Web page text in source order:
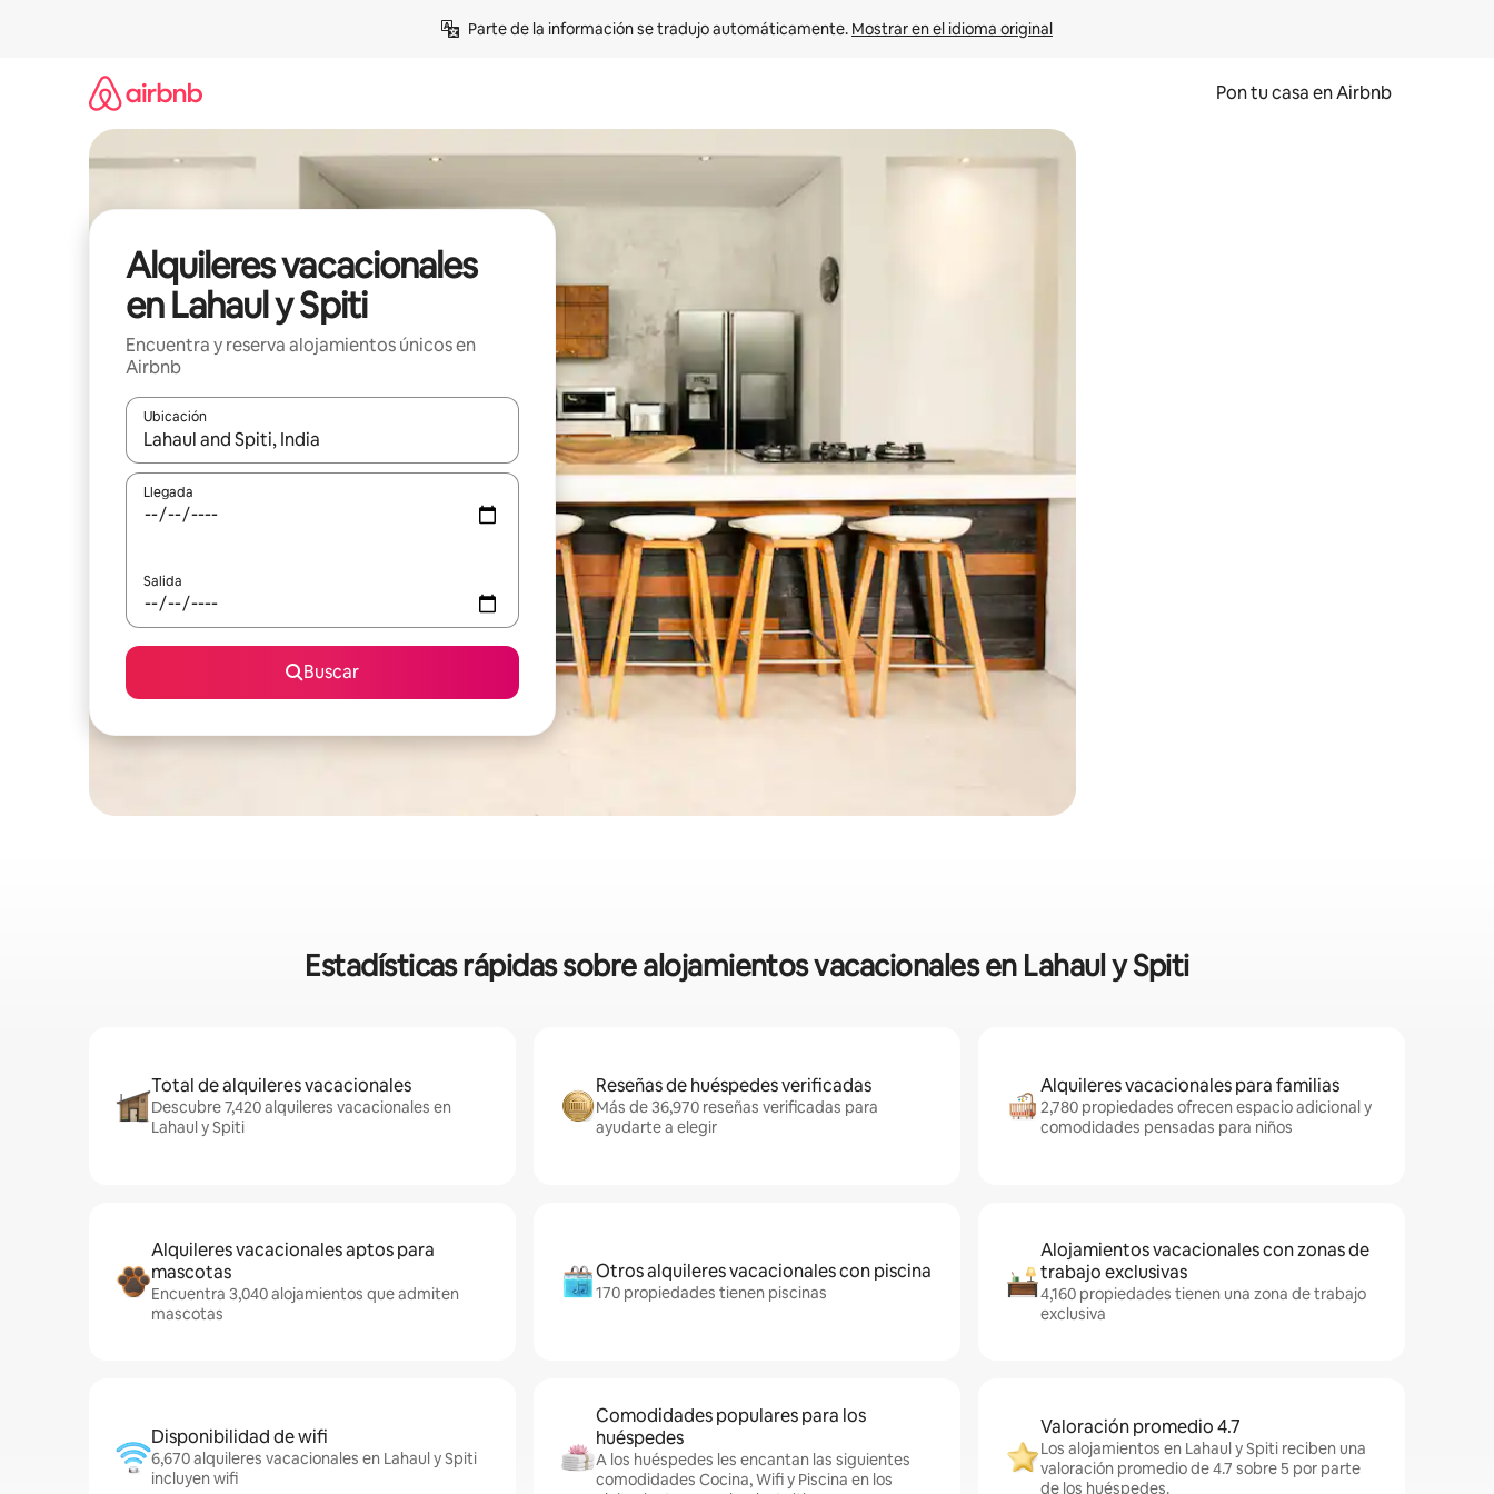
Parte de la información se tradujo automáticamente. Mostrar en el idioma original
Pon tu casa en Airbnb
Alquileres vacacionales
en Lahaul y Spiti
Encuentra y reserva alojamientos únicos en
Airbnb
Ubicación
Cuando los resultados estén disponibles, navega con las teclas de flecha hacia arriba y hacia abajo o explora con el tacto o desliza el dedo.
Llegada
Salida
Buscar
Estadísticas rápidas sobre alojamientos vacacionales en Lahaul y Spiti
Total de alquileres vacacionales
Descubre 7,420 alquileres vacacionales en
Lahaul y Spiti
Reseñas de huéspedes verificadas
Más de 36,970 reseñas verificadas para
ayudarte a elegir
Alquileres vacacionales para familias
2,780 propiedades ofrecen espacio adicional y
comodidades pensadas para niños
Alquileres vacacionales aptos para
mascotas
Encuentra 3,040 alojamientos que admiten
mascotas
Otros alquileres vacacionales con piscina
170 propiedades tienen piscinas
Alojamientos vacacionales con zonas de
trabajo exclusivas
4,160 propiedades tienen una zona de trabajo
exclusiva
Disponibilidad de wifi
6,670 alquileres vacacionales en Lahaul y Spiti
incluyen wifi
Comodidades populares para los
huéspedes
A los huéspedes les encantan las siguientes
comodidades Cocina, Wifi y Piscina en los
Valoración promedio 4.7
Los alojamientos en Lahaul y Spiti reciben una
valoración promedio de 4.7 sobre 5 por parte
de los huéspedes.